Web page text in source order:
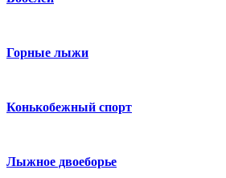
Горные лыжи
Конькобежный спорт
Лыжное двоеборье